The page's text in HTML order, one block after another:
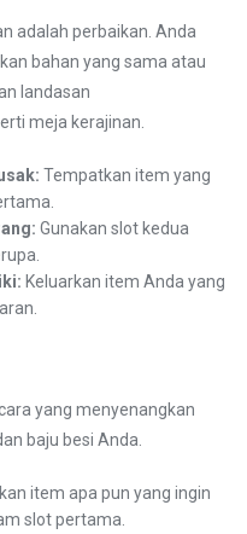
adalah perbaikan. Anda
bahan yang sama atau
landasan
meja kerajinan.
Tempatkan item yang
Gunakan slot kedua
Keluarkan item Anda yang
yang menyenangkan
baju besi Anda.
item apa pun yang ingin
slot pertama.